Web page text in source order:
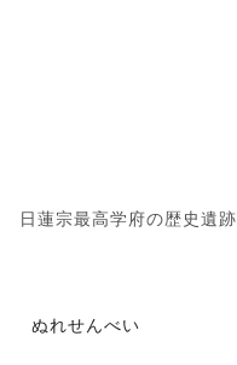
日蓮宗最高学府の歴史遺跡
ぬれせんべい